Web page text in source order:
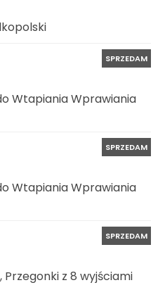
SPRZEDAM
Wtapiania Wprawiania
SPRZEDAM
Wtapiania Wprawiania
SPRZEDAM
z 8 wyjściami